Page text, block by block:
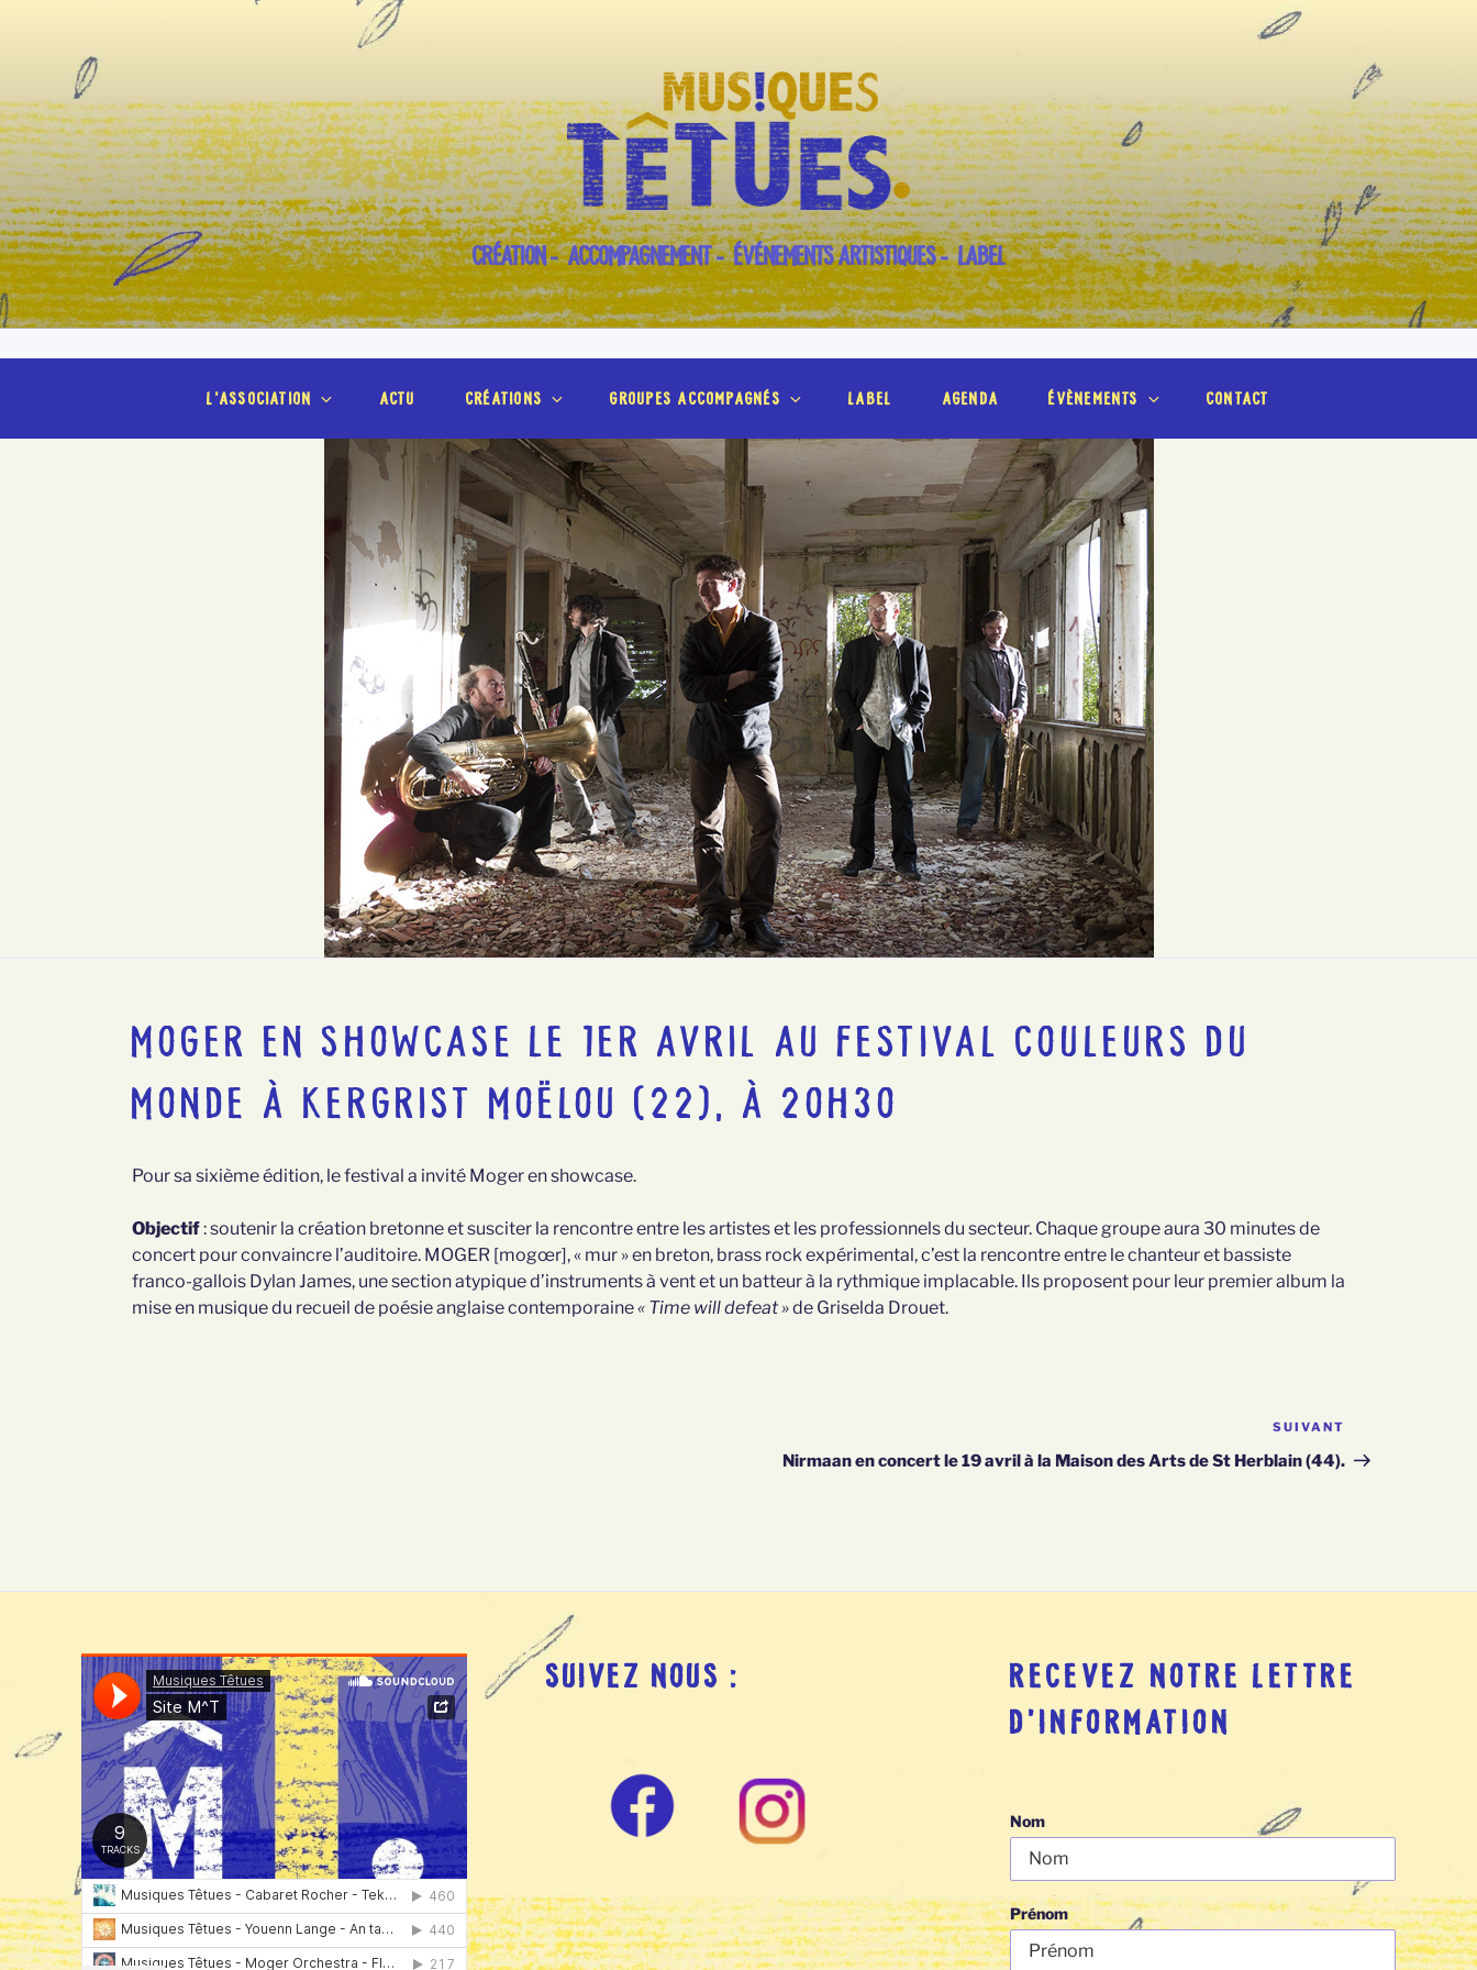
CRÉATION – ACCOMPAGNEMENT – ÉVÉNEMENTS ARTISTIQUES – LABEL
l’association actu créations groupes accompagnés label agenda évènements contact
MOGER EN SHOWCASE LE 1ER AVRIL AU FESTIVAL COULEURS DU
MONDE À KERGRIST MOËLOU (22), À 20H30
Pour sa sixième édition, le festival a invité Moger en showcase.
Objectif: soutenir la création bretonne et susciter la rencontre entre les artistes et les professionnels du secteur. Chaque groupe aura 30 minutes de
concert pour convaincre l’auditoire. MOGER [mogœr], « mur » en breton, brass rock expérimental, c’est la rencontre entre le chanteur et bassiste
franco-gallois Dylan James, une section atypique d’instruments à vent et un batteur à la rythmique implacable. Ils proposent pour leur premier album la
mise en musique du recueil de poésie anglaise contemporaine« Time will defeat »de Griselda Drouet.
suivant
SUIVANT
Nirmaan en concert le 19 avril à la Maison des Arts de St Herblain (44).
SUIVEZ NOUS :
RECEVEZ NOTRE LETTRE
D’INFORMATION
Nom
Prénom